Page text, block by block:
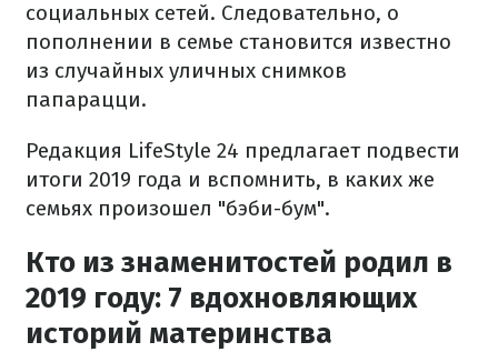
социальных сетей. Следовательно, о
пополнении в семье становится известно
из случайных уличных снимков
папарацци.
Редакция LifeStyle 24 предлагает подвести
итоги 2019 года и вспомнить, в каких же
семьях произошел "бэби-бум".
Кто из знаменитостей родил в
2019 году: 7 вдохновляющих
историй материнства